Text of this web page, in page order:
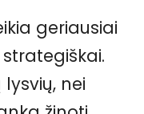
geriausiai
nei